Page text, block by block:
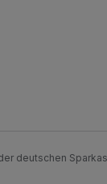
deutschen